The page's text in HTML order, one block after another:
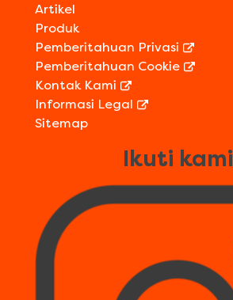
Artikel
Produk
Pemberitahuan Privasi
Pemberitahuan Cookie
Kontak Kami
Informasi Legal
Sitemap
Ikuti kami